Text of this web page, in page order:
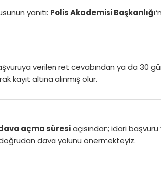
yanıtı: Polis Akademisi Başkanlığı
verilen ret cevabından ya da 30
kayıt altına alınmış olur.
açma süresiaçısından; idari
doğrudan dava yolunu önermekteyiz.